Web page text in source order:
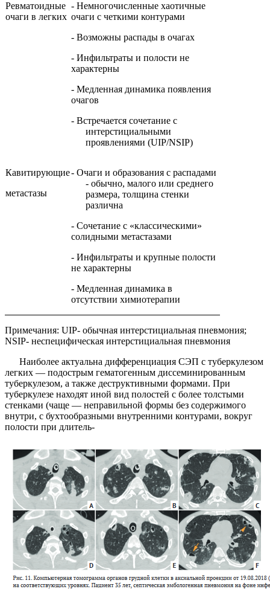
Ревматоидные
очаги в легких
- Немногочисленные хаотичные
очаги с четкими контурами
- Возможны распады в очагах
- Инфильтраты и полости не
характерны
- Медленная динамика появления
очагов
- Встречается сочетание с
интерстициальными
проявлени­ями (UIP/NSIP)
Кавитирующие
метастазы
- Очаги и образования с распадами
- обычно, малого или среднего
размера, толщина стенки
различна
- Сочетание с «классическими»
солидными метастазами
- Инфильтраты и крупные полости
не характерны
- Медленная динамика в
отсутствии химиотерапии
Примечания: UIP- обычная интерстициальная пневмония;
NSIP- неспецифическая интерстициальная пневмония
Наиболее актуальна дифференциация СЭП с тубер­кулезом
легких — подострым гематогенным диссеми­нированным
туберкулезом, а также деструктивными формами. При
туберкулезе находят иной вид полостей с более толстыми
стенками (чаще — неправильной формы без содержимого
внутри, с бухтообразными внутренними контурами, вокруг
полости при длитель-